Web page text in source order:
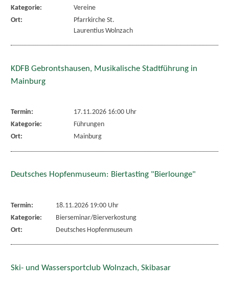
Kategorie:
Vereine
Ort:
Pfarrkirche St.
Laurentius Wolnzach
KDFB Gebrontshausen, Musikalische Stadtführung in
Mainburg
Termin:
17.11.2026 16:00 Uhr
Kategorie:
Führungen
Ort:
Mainburg
Deutsches Hopfenmuseum: Biertasting "Bierlounge"
Termin:
18.11.2026 19:00 Uhr
Kategorie:
Bierseminar/Bierverkostung
Ort:
Deutsches Hopfenmuseum
Ski- und Wassersportclub Wolnzach, Skibasar